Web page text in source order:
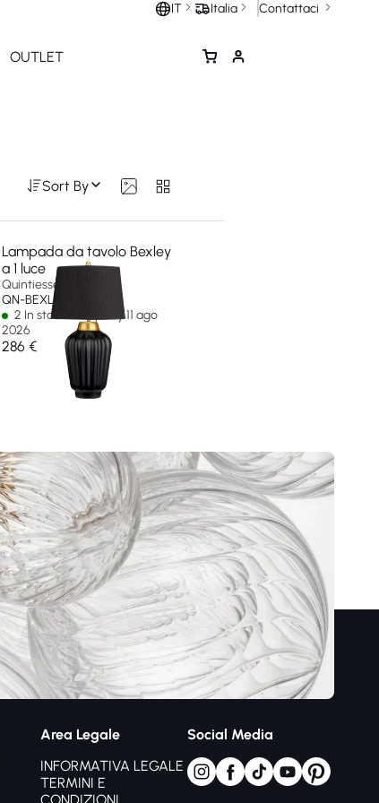
IT Italia Contattaci
OUTLET
Sort By
Lampada da tavolo Bexley
a 1 luce
Quintiesse
QN-BEXLEY-TL-BKBB
2 In stock - Ships by 11 ago
2026
286 €
Area Legale
INFORMATIVA LEGALE
TERMINI E
Social Media